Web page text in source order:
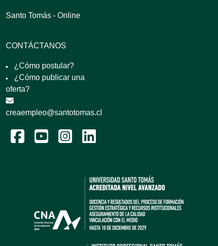
Santo Tomás - Online
CONTÁCTANOS
¿Cómo postular?
¿Cómo publicar una
oferta?
creaempleo@santotomas.cl